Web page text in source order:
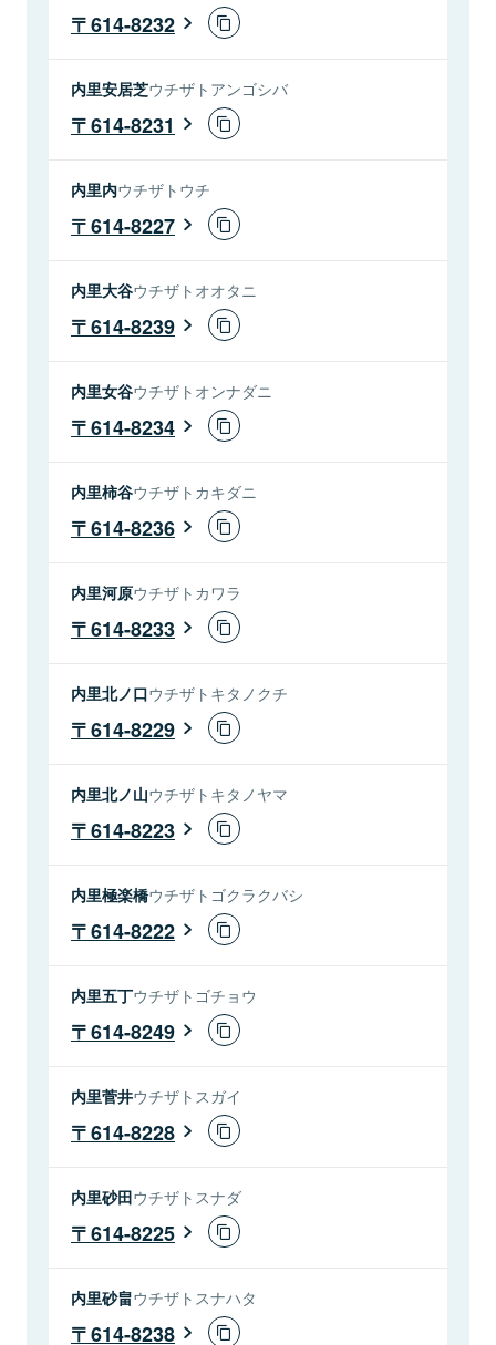
614-8232
内里安居芝ウチザトアンゴシバ
614-8231
内里内ウチザトウチ
614-8227
内里大谷ウチザトオオタニ
614-8239
内里女谷ウチザトオンナダニ
614-8234
内里柿谷ウチザトカキダニ
614-8236
内里河原ウチザトカワラ
614-8233
内里北ノ口ウチザトキタノクチ
614-8229
内里北ノ山ウチザトキタノヤマ
614-8223
内里極楽橋ウチザトゴクラクバシ
614-8222
内里五丁ウチザトゴチョウ
614-8249
内里菅井ウチザトスガイ
614-8228
内里砂田ウチザトスナダ
614-8225
内里砂畠ウチザトスナハタ
614-8238